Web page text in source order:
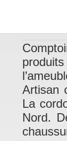
Artisan
La
Nord.